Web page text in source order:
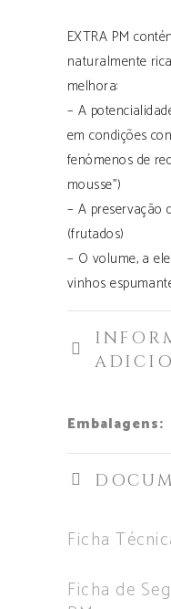
EXTRA PM
naturalmente
melhora:
– A
em condições
fenómenos de
mousse”)
– A preservação
(frutados)
– O volume, a
vinhos
Embalagens:
Ficha
Ficha de